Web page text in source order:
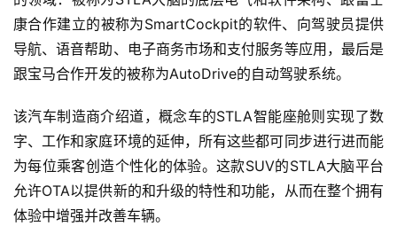
源
测
师
旅
行
康合作建立的被称为SmartCockpit的软件、向驾驶员提供
导航、语音帮助、电子商务市场和支付服务等应用，最后是
跟宝马合作开发的被称为AutoDrive的自动驾驶系统。
该汽车制造商介绍道，概念车的STLA智能座舱则实现了数
字、工作和家庭环境的延伸，所有这些都可同步进行进而能
为每位乘客创造个性化的体验。这款SUV的STLA大脑平台
允许OTA以提供新的和升级的特性和功能，从而在整个拥有
体验中增强并改善车辆。